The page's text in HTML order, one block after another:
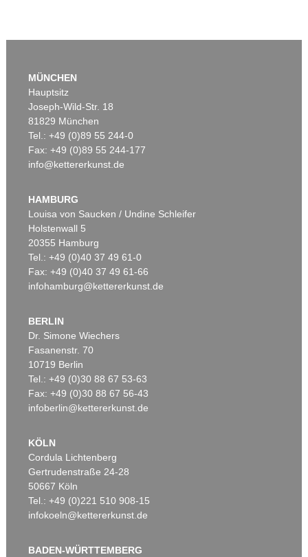
MÜNCHEN
Hauptsitz
Joseph-Wild-Str. 18
81829 München
Tel.: +49 (0)89 55 244-0
Fax: +49 (0)89 55 244-177
info@kettererkunst.de
HAMBURG
Louisa von Saucken / Undine Schleifer
Holstenwall 5
20355 Hamburg
Tel.: +49 (0)40 37 49 61-0
Fax: +49 (0)40 37 49 61-66
infohamburg@kettererkunst.de
BERLIN
Dr. Simone Wiechers
Fasanenstr. 70
10719 Berlin
Tel.: +49 (0)30 88 67 53-63
Fax: +49 (0)30 88 67 56-43
infoberlin@kettererkunst.de
KÖLN
Cordula Lichtenberg
Gertrudenstraße 24-28
50667 Köln
Tel.: +49 (0)221 510 908-15
infokoeln@kettererkunst.de
BADEN-WÜRTTEMBERG